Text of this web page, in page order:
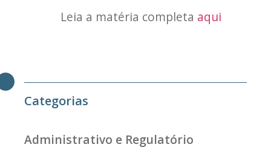
Leia a matéria completa aqui
Categorias
Administrativo e Regulatório